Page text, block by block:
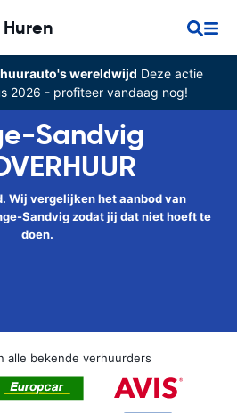
wereldwijd Deze actie
2026 - profiteer vandaag nog!
Sandvig
Wij vergelijken het aanbod van
Sandvig zodat jij dat niet hoeft te
doen.
alle bekende verhuurders